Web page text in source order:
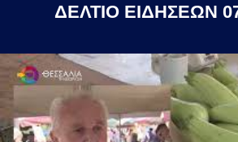
ΔΕΛΤΙΟ ΕΙΔΗΣΕΩΝ